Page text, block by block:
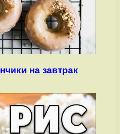
на завтрак